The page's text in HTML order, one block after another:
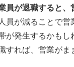
員が退職すると、
員が減ることで営
が発生するかもし
すれば、営業がま